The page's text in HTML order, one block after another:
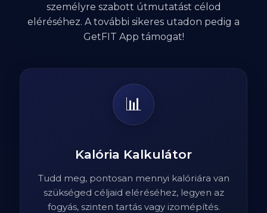
személyre szabott útmutatást célod
eléréséhez. A további sikeres utadon pedig a
GetFIT App támogat!
📊
Kalória Kalkulátor
Tudd meg, pontosan mennyi kalóriára van
szükséged céljaid eléréséhez, legyen az
fogyás, szinten tartás vagy izomépítés.